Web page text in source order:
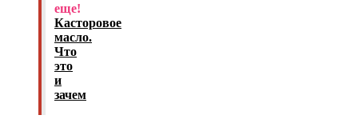
еще!
Касторовое
масло.
Что
это
и
зачем